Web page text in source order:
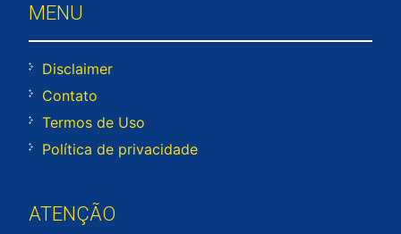
MENU
Disclaimer
Contato
Termos de Uso
Política de privacidade
ATENÇÃO